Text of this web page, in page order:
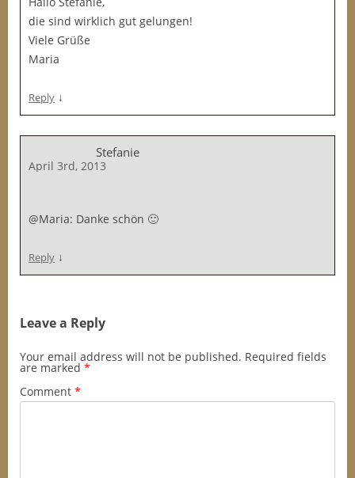
die sind wirklich gut gelungen!
Viele Grüße
Maria
Reply ↓
Stefanie
April 3rd, 2013
@Maria: Danke schön 🙂
Reply ↓
Leave a Reply
Your email address will not be published. Required fields
are marked *
Comment *